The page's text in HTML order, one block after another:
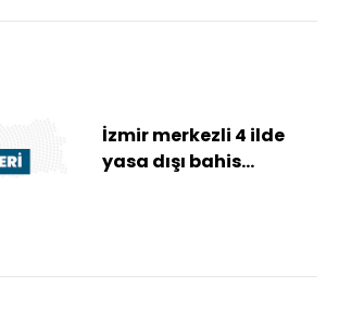
İzmir merkezli 4 ilde
yasa dışı bahis